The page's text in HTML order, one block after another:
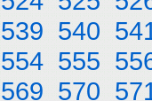
539 540
554 555
569 570